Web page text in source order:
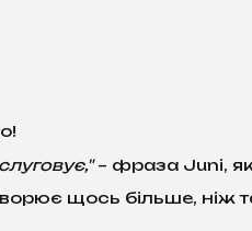
– фраза Juni,
щось більше, ніж